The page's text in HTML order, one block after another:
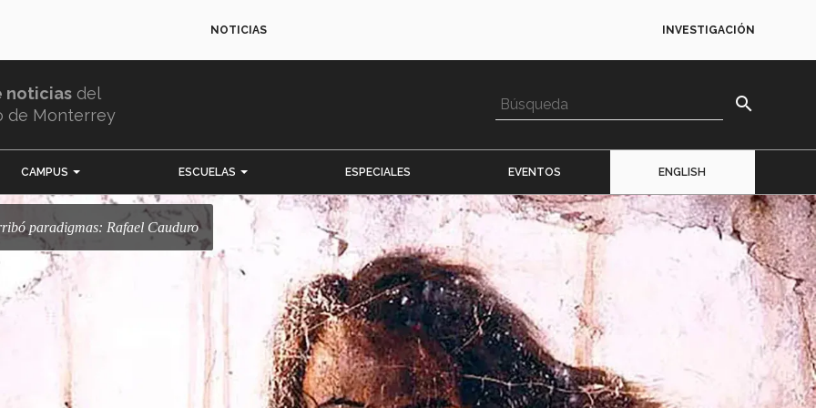
NOTICIAS INVESTIGACIÓN
noticias del
de Monterrey
search
CAMPUS ESCUELAS ESPECIALES EVENTOS ENGLISH
paradigmas: Rafael Cauduro